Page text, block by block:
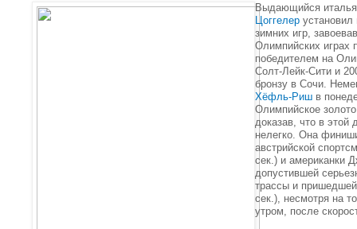
Выдающийся
Цоггелер
зимних игр,
Олимпийских играх
победителем на
Солт-Лейк-Сити и
бронзу в Сочи.
Хёфль-Риш в
Олимпийское
доказав, что в этой
нелегко. Она
австрийской
сек.) и американки
допустившей
трассы и
сек.), несмотря на
утром, после